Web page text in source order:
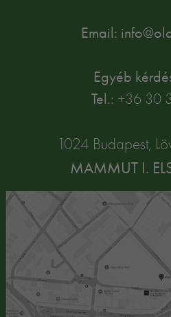
Email:
Egyéb
Tel.: +36 30
1024 Budapest,
MAMMUT I.